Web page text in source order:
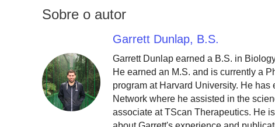
Sobre o autor
Garrett Dunlap, B.S.
Garrett Dunlap earned a B.S. in
He earned an M.S. and is currently a
program at Harvard University. He
Network where he assisted in the
associate at TScan Therapeutics. He